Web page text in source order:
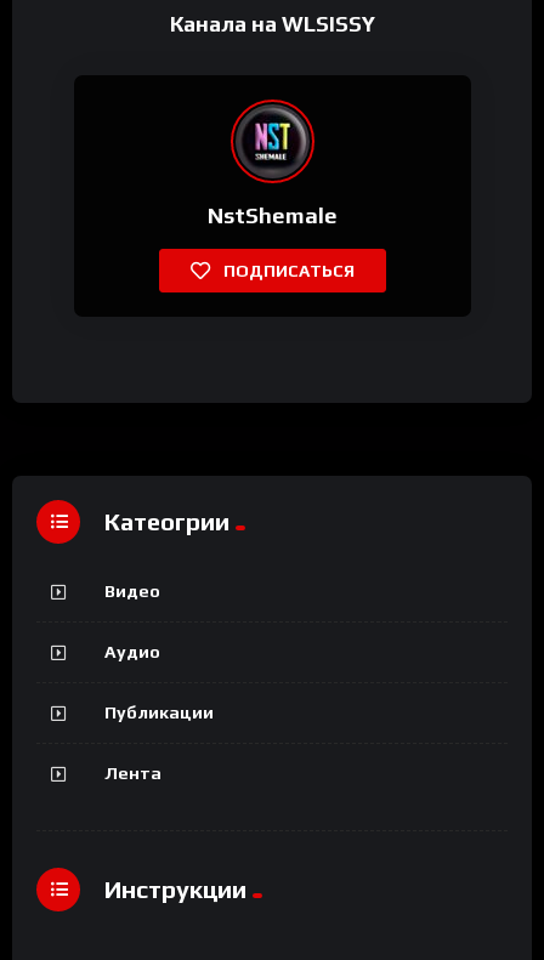
Канала на WLSISSY
NstShemale
ПОДПИСАТЬСЯ
Катеогрии
Видео
Аудио
Публикации
Лента
Инструкции